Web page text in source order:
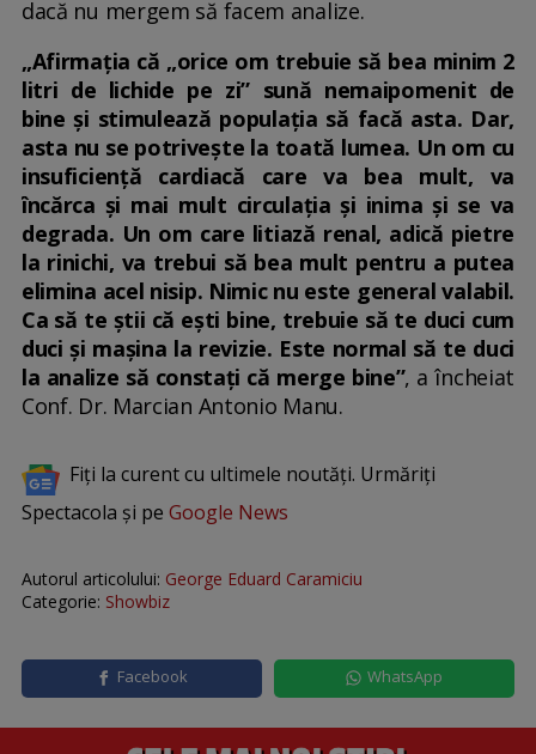
dacă nu mergem să facem analize.
„Afirmația că „orice om trebuie să bea minim 2
litri de lichide pe zi” sună nemaipomenit de
bine și stimulează populația să facă asta. Dar,
asta nu se potrivește la toată lumea. Un om cu
insuficiență cardiacă care va bea mult, va
încărca și mai mult circulația și inima și se va
degrada. Un om care litiază renal, adică pietre
la rinichi, va trebui să bea mult pentru a putea
elimina acel nisip. Nimic nu este general valabil.
Ca să te știi că ești bine, trebuie să te duci cum
duci și mașina la revizie. Este normal să te duci
la analize să constați că merge bine”, a încheiat
Conf. Dr. Marcian Antonio Manu.
Fiți la curent cu ultimele noutăți. Urmăriți
Spectacola și pe Google News
Autorul articolului: George Eduard Caramiciu
Categorie: Showbiz
Facebook WhatsApp